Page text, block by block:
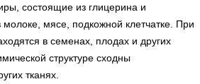
состоящие из глицерина и
мясе, подкожной клетчатке. При
в семенах, плодах и других
структуре сходны
тканях.